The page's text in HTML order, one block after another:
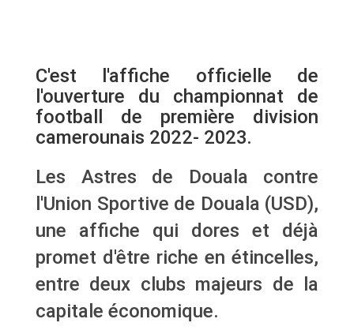
C'est l'affiche officielle de
l'ouverture du championnat de
football de première division
camerounais 2022- 2023.
Les Astres de Douala contre
l'Union Sportive de Douala (USD),
une affiche qui dores et déjà
promet d'être riche en étincelles,
entre deux clubs majeurs de la
capitale économique.